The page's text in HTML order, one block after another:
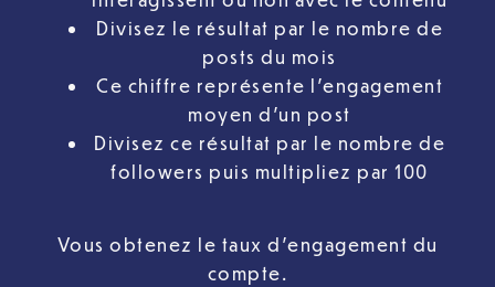
Divisez le résultat par le nombre de
posts du mois
Ce chiffre représente l’engagement
moyen d’un post
Divisez ce résultat par le nombre de
followers puis multipliez par 100
Vous obtenez le taux d’engagement du
compte.